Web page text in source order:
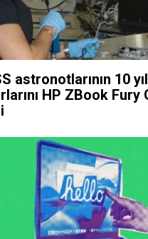
astronotlarının 10
HP ZBook Fury